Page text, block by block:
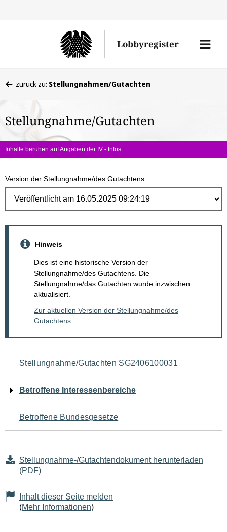
Lobbyregister
Menü
befinden
hier:
zurück zu: Stellungnahmen/Gutachten
Stellungnahme/Gutachten
Inhalte beruhen auf Angaben der IV - Infos
Version der Stellungnahme/des Gutachtens
Hinweis
Dies ist eine historische Version der
Stellungnahme/des Gutachtens. Die
Stellungnahme/das Gutachten wurde inzwischen
aktualisiert.
Zur aktuellen Version der Stellungnahme/des
Gutachtens
Navigation
für
den
Seiteninhalt
Stellungnahme/Gutachten SG2406100031
Betroffene Interessenbereiche
Betroffene Bundesgesetze
Stellungnahme-/Gutachtendokument herunterladen
(PDF)
Inhalt dieser Seite melden
(Mehr Informationen)